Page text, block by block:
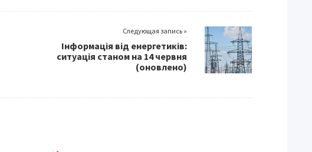
Следующая запись »
Інформація від енергетиків:
ситуація станом на 14 червня
(оновлено)